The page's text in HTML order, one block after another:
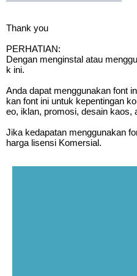
Thank you
PERHATIAN:
Dengan menginstal atau
k ini.
Anda dapat menggunakan font
kan font ini untuk kepentingan
eo, iklan, promosi, desain kaos,
Jika kedapatan menggunakan
harga lisensi Komersial.